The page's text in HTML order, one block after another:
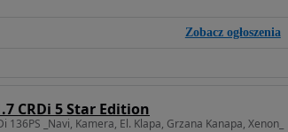
Zobacz ogłoszenia
CRDi 5 Star Edition
136PS _Navi, Kamera, El. Klapa, Grzana Kanapa, Xenon_